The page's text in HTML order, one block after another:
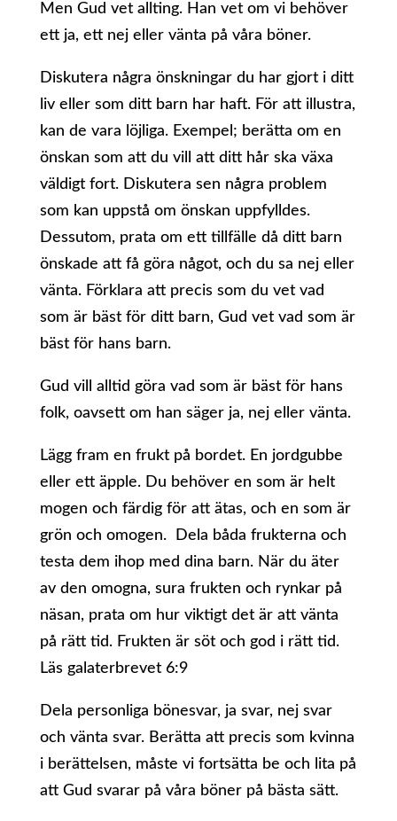
Men Gud vet allting. Han vet om vi behöver
ett ja, ett nej eller vänta på våra böner.
Diskutera några önskningar du har gjort i ditt
liv eller som ditt barn har haft. För att illustra,
kan de vara löjliga. Exempel; berätta om en
önskan som att du vill att ditt hår ska växa
väldigt fort. Diskutera sen några problem
som kan uppstå om önskan uppfylldes.
Dessutom, prata om ett tillfälle då ditt barn
önskade att få göra något, och du sa nej eller
vänta. Förklara att precis som du vet vad
som är bäst för ditt barn, Gud vet vad som är
bäst för hans barn.
Gud vill alltid göra vad som är bäst för hans
folk, oavsett om han säger ja, nej eller vänta.
Lägg fram en frukt på bordet. En jordgubbe
eller ett äpple. Du behöver en som är helt
mogen och färdig för att ätas, och en som är
grön och omogen. Dela båda frukterna och
testa dem ihop med dina barn. När du äter
av den omogna, sura frukten och rynkar på
näsan, prata om hur viktigt det är att vänta
på rätt tid. Frukten är söt och god i rätt tid.
Läs galaterbrevet 6:9
Dela personliga bönesvar, ja svar, nej svar
och vänta svar. Berätta att precis som kvinna
i berättelsen, måste vi fortsätta be och lita på
att Gud svarar på våra böner på bästa sätt.